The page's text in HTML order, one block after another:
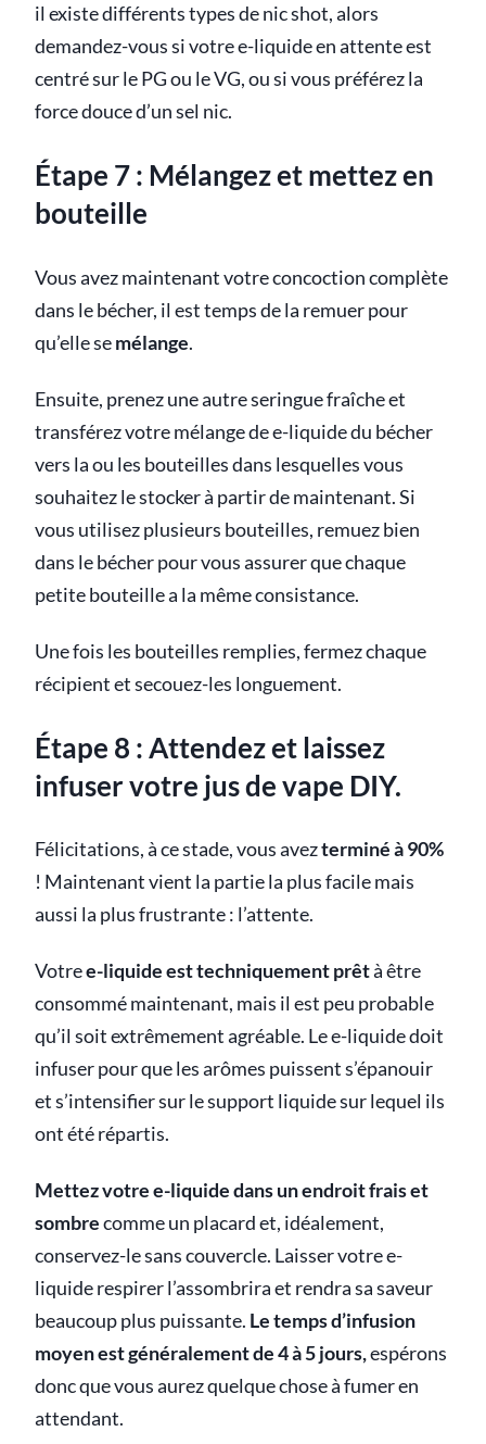
il existe différents types de nic shot, alors
demandez-vous si votre e-liquide en attente est
centré sur le PG ou le VG, ou si vous préférez la
force douce d’un sel nic.
Étape 7 : Mélangez et mettez en
bouteille
Vous avez maintenant votre concoction complète
dans le bécher, il est temps de la remuer pour
qu’elle semélange.
Ensuite, prenez une autre seringue fraîche et
transférez votre mélange de e-liquide du bécher
vers la ou les bouteilles dans lesquelles vous
souhaitez le stocker à partir de maintenant. Si
vous utilisez plusieurs bouteilles, remuez bien
dans le bécher pour vous assurer que chaque
petite bouteille a la même consistance.
Une fois les bouteilles remplies, fermez chaque
récipient et secouez-les longuement.
Étape 8 : Attendez et laissez
infuser votre jus de vape DIY.
Félicitations, à ce stade, vous avezterminé à 90%
! Maintenant vient la partie la plus facile mais
aussi la plus frustrante : l’attente.
Votree-liquide est techniquement prêtà être
consommé maintenant, mais il est peu probable
qu’il soit extrêmement agréable. Le e-liquide doit
infuser pour que les arômes puissent s’épanouir
et s’intensifier sur le support liquide sur lequel ils
ont été répartis.
Mettez votre e-liquide dans un endroit frais et
sombrecomme un placard et, idéalement,
conservez-le sans couvercle. Laisser votre e-
liquide respirer l’assombrira et rendra sa saveur
beaucoup plus puissante. Le temps d’infusion
moyen est généralement de 4 à 5 jours,espérons
donc que vous aurez quelque chose à fumer en
attendant.